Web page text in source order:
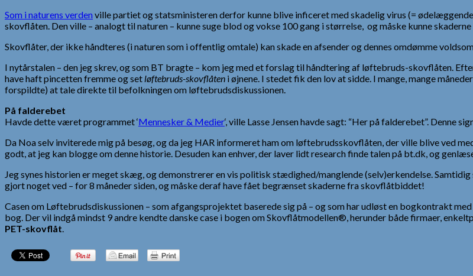
Som i naturens verden ville partiet og statsministeren derfor kunne blive inficeret med skadelig virus (=
skovflåten. Den ville – analogt til naturen – kunne suge blod og vokse 100 gang i størrelse, og måske kunne
Skovflåter, der ikke håndteres (i naturen som i offentlig omtale) kan skade en afsender og dennes omdømme
I nytårstalen – den jeg skrev, og som BT bragte – kom jeg med et forslag til håndtering af løftebruds-skovflåten.
have haft pincetten fremme og set løftebruds-skovflåten i øjnene. I stedet fik den lov at sidde. I mange, mange
forspildte) at tale direkte til befolkningen om løftebrudsdiskussionen.
På falderebet
Havde dette været programmet ‘Mennesker & Medier‘, ville Lasse Jensen havde sagt: “Her på falderebet”. Denne
Da Noa selv inviterede mig på besøg, og da jeg HAR informeret ham om løftebrudsskovflåten, der ville blive ved
godt, at jeg kan blogge om denne historie. Desuden kan enhver, der laver lidt research finde talen på bt.dk, og
Jeg synes historien er meget skæg, og demonstrerer en vis politisk stædighed/manglende (selv)erkendelse.
gjort noget ved – for 8 måneder siden, og måske deraf have fået begrænset skaderne fra skovflåtbiddet!
Casen om Løftebrudsdiskussionen – som afgangsprojektet baserede sig på – og som har udløst en bogkontrakt med
bog. Der vil indgå mindst 9 andre kendte danske case i bogen om Skovflåtmodellen®, herunder både firmaer,
PET-skovflåt.